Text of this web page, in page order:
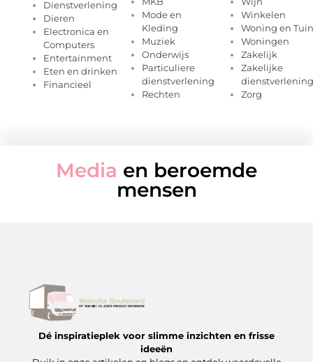
Dienstverlening
Dieren
Electronica en
Computers
Entertainment
Eten en drinken
Financieel
Mode en
Kleding
Muziek
Onderwijs
Particuliere
dienstverlening
Rechten
Winkelen
Woning en Tuin
Woningen
Zakelijk
Zakelijke
dienstverlening
Zorg
Media en beroemde
mensen
Dé inspiratieplek voor slimme inzichten en frisse
ideeën